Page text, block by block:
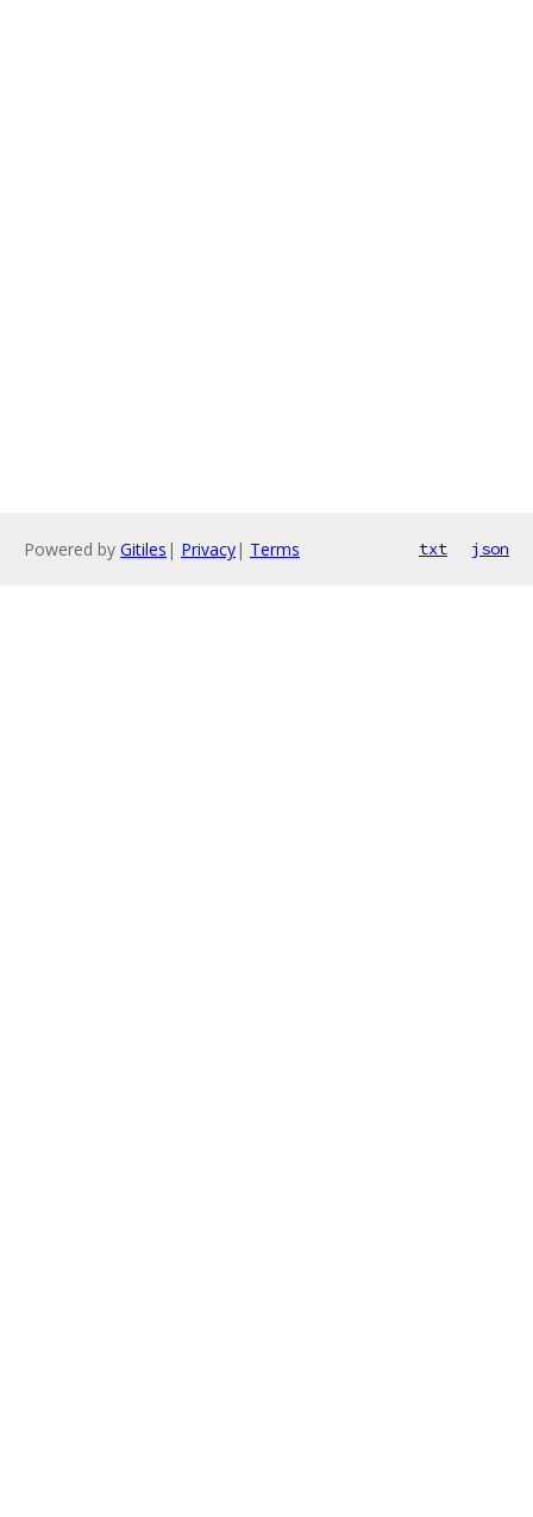
Powered by Gitiles | Privacy| Terms txt json